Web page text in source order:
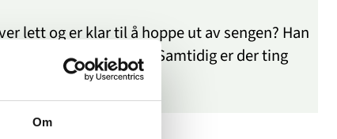
Om
lett og er klar til å hoppe ut av sengen? Han
dette føles ikke bra. Samtidig er der ting